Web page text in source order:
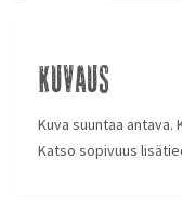
Kuvaus
Kuva suuntaa antava.
Katso sopivuus